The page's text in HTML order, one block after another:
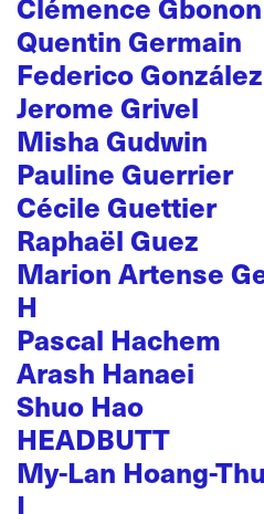
Quentin Germain
Federico
Jerome Grivel
Misha Gudwin
Pauline Guerrier
Cécile Guettier
Raphaël Guez
Marion Artense
H
Pascal Hachem
Arash Hanaei
Shuo Hao
HEADBUTT
My-Lan Hoang-
I